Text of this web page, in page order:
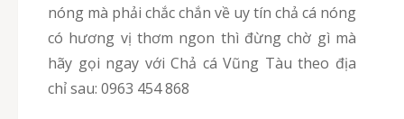
nóng mà phải chắc chắn về uy tín chả cá nóng
có hương vị thơm ngon thì đừng chờ gì mà
hãy gọi ngay với Chả cá Vũng Tàu theo địa
chỉ sau: 0963 454 868